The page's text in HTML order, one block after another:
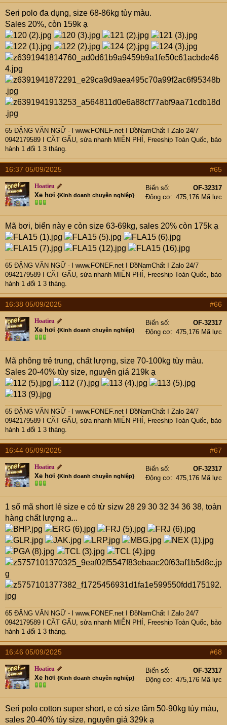
Seri polo đa dụng, size 68-86kg tùy màu.
Sales 20%, còn 159k ạ
65 ĐẶNG VĂN NGỮ - l www.FONEF.net I ĐồNamChất I Zalo 24/7
0942179589 I CĂT GẤU, sửa nhanh MIỄN PHÍ, Freeship Toàn Quốc, bảo
hành 1 đổi 1 3 tháng.
16:37 05/09/2025 #65
Hoatieu
Xe hơi {Kinh doanh chuyên nghiệp}
Biển số
OF-32317
Động cơ
475,176 Mã lực
Mã bơi, biển này e còn size 63-69kg, sales 20% còn 175k ạ
65 ĐẶNG VĂN NGỮ - l www.FONEF.net I ĐồNamChất I Zalo 24/7
0942179589 I CĂT GẤU, sửa nhanh MIỄN PHÍ, Freeship Toàn Quốc, bảo
hành 1 đổi 1 3 tháng.
16:38 05/09/2025 #66
Hoatieu
Xe hơi {Kinh doanh chuyên nghiệp}
Biển số
OF-32317
Động cơ
475,176 Mã lực
Mã phông trẻ trung, chất lượng, size 70-100kg tùy màu.
Sales 20-40% tùy size, nguyên giá 219k ạ
65 ĐẶNG VĂN NGỮ - l www.FONEF.net I ĐồNamChất I Zalo 24/7
0942179589 I CĂT GẤU, sửa nhanh MIỄN PHÍ, Freeship Toàn Quốc, bảo
hành 1 đổi 1 3 tháng.
16:44 05/09/2025 #67
Hoatieu
Xe hơi {Kinh doanh chuyên nghiệp}
Biển số
OF-32317
Động cơ
475,176 Mã lực
1 số mã short lẻ size e có từ sizw 28 29 30 32 34 36 38, toàn
hàng chất lượng ạ...
65 ĐẶNG VĂN NGỮ - l www.FONEF.net I ĐồNamChất I Zalo 24/7
0942179589 I CĂT GẤU, sửa nhanh MIỄN PHÍ, Freeship Toàn Quốc, bảo
hành 1 đổi 1 3 tháng.
16:46 05/09/2025 #68
Hoatieu
Xe hơi {Kinh doanh chuyên nghiệp}
Biển số
OF-32317
Động cơ
475,176 Mã lực
Seri polo cotton super short, e có size tầm 50-90kg tùy màu,
sales 20-40% tùy size, nguyên giá 329k ạ